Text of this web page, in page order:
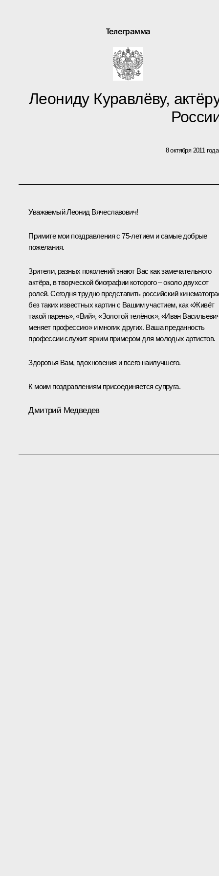
Телеграмма
Леониду Куравлёву,
8 октября 2011 года
Уважаемый Леонид Вячеславович!
Примите мои поздравления с 75-летием и самые добрые
пожелания.
Зрители, разных поколений знают Вас как замечательного
актёра, в творческой биографии которого – около двухсот
ролей. Сегодня трудно представить российский
без таких известных картин с Вашим участием, как «Живёт
такой парень», «Вий», «Золотой телёнок», «Иван
меняет профессию» и многих других. Ваша преданность
профессии служит ярким примером для молодых артистов.
Здоровья Вам, вдохновения и всего наилучшего.
К моим поздравлениям присоединяется супруга.
Дмитрий Медведев